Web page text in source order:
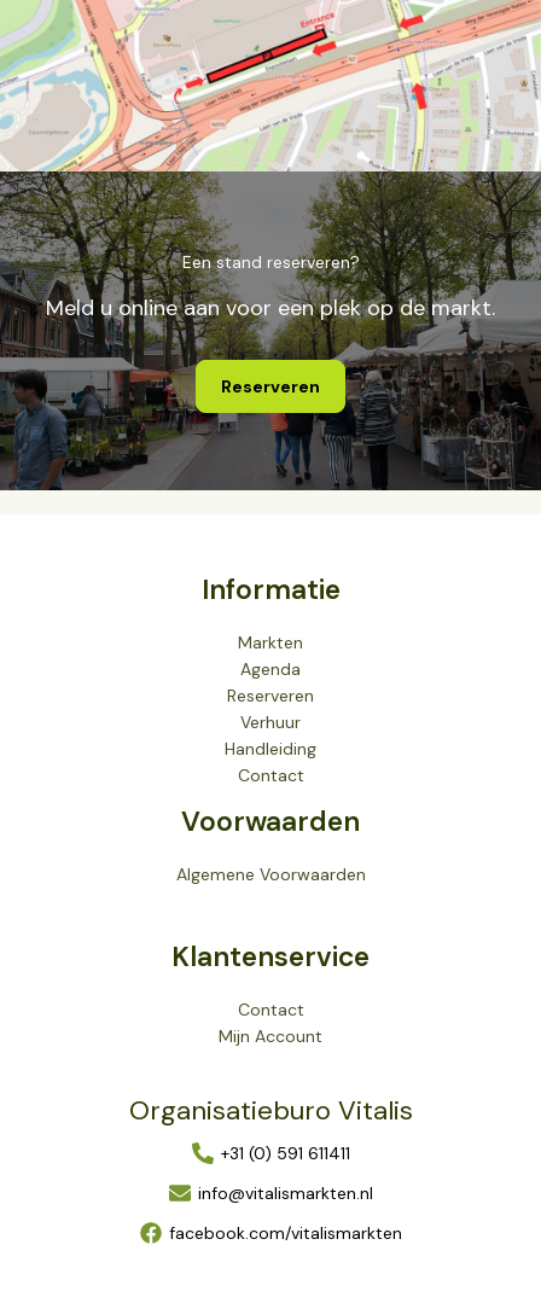
Een stand reserveren?
Meld u online aan voor een plek op de markt.
Reserveren
Informatie
Markten
Agenda
Reserveren
Verhuur
Handleiding
Contact
Voorwaarden
Algemene Voorwaarden
Klantenservice
Contact
Mijn Account
Organisatieburo Vitalis
+31 (0) 591 611411
info@vitalismarkten.nl
facebook.com/vitalismarkten